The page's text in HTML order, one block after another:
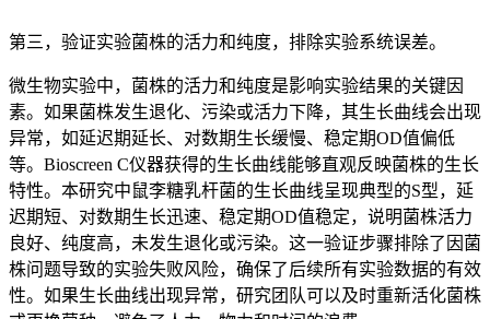
第三，验证实验菌株的活力和纯度，排除实验系统误差。
微生物实验中，菌株的活力和纯度是影响实验结果的关键因
素。如果菌株发生退化、污染或活力下降，其生长曲线会出现
异常，如延迟期延长、对数期生长缓慢、稳定期OD值偏低
等。Bioscreen C仪器获得的生长曲线能够直观反映菌株的生长
特性。本研究中鼠李糖乳杆菌的生长曲线呈现典型的S型，延
迟期短、对数期生长迅速、稳定期OD值稳定，说明菌株活力
良好、纯度高，未发生退化或污染。这一验证步骤排除了因菌
株问题导致的实验失败风险，确保了后续所有实验数据的有效
性。如果生长曲线出现异常，研究团队可以及时重新活化菌株